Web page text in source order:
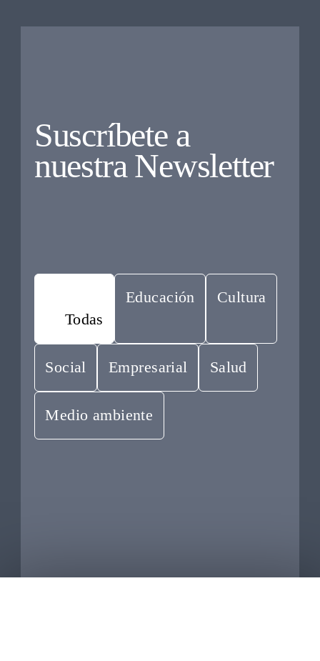
Suscríbete a
nuestra Newsletter
Todas
Educación Cultura
Social Empresarial Salud
Medio ambiente